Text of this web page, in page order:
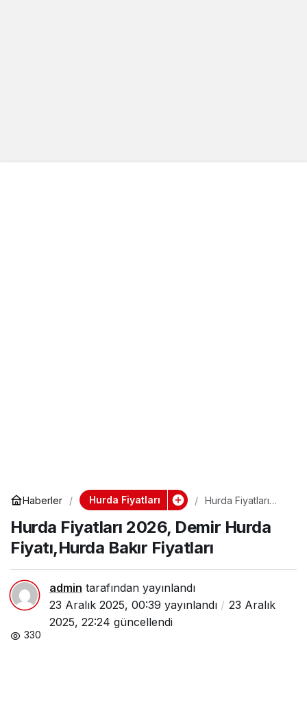
Haberler Hurda Fiyatları
Hurda Fiyatları
Fiyatı,Hurda Bakır
Fiyatları
Hurda Fiyatları 2026, Demir Hurda
Fiyatı,Hurda Bakır Fiyatları
admin tarafından yayınlandı
23 Aralık 2025, 00:39 yayınlandı
23 Aralık
2025, 22:24 güncellendi
330